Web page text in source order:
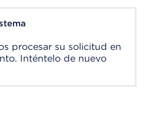
procesar su solicitud en
Inténtelo de nuevo